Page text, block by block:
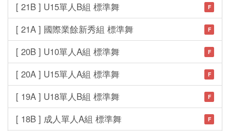
[ 21B ] U15單人B組 標準舞 F
[ 21A ] 國際業餘新秀組 標準舞 F
[ 20B ] U10單人A組 標準舞 F
[ 20A ] U15單人A組 標準舞 F
[ 19A ] U18單人B組 標準舞 F
[ 18B ] 成人單人A組 標準舞 F